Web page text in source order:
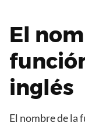
El
inglés
El nombre de la